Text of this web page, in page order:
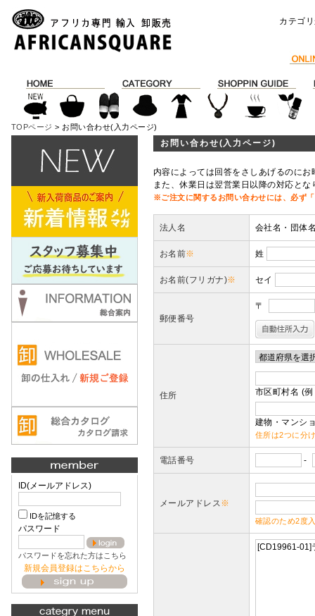
カテゴ
TOPページ > お問い合わせ(入力ページ)
ID(メールアドレス)
IDを記憶する
パスワード
パスワードを忘れた方はこちら
新規会員登録はこちらから
お問い合わせ(入力ページ)
内容によっては回答をさしあげるのに
また、休業日は翌営業日以降の対応と
※ご注文に関するお問い合わせには、必ず
法人名 会社名・団体
お名前※ 姓
お名前(フリガナ)※ セイ
郵便番号
〒
住所 市区町村名 (
建物・マンシ
住所は2つに分
電話番号 -
メールアドレス※
確認のため2度